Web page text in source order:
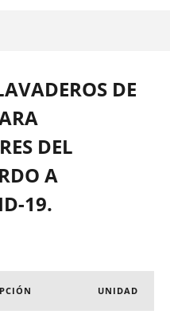
DE
DEL
A
19.
UNIDAD